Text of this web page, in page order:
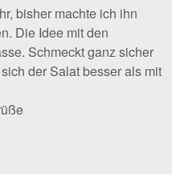
bisher machte ich ihn
Die Idee mit den
Schmeckt ganz sicher
der Salat besser als mit